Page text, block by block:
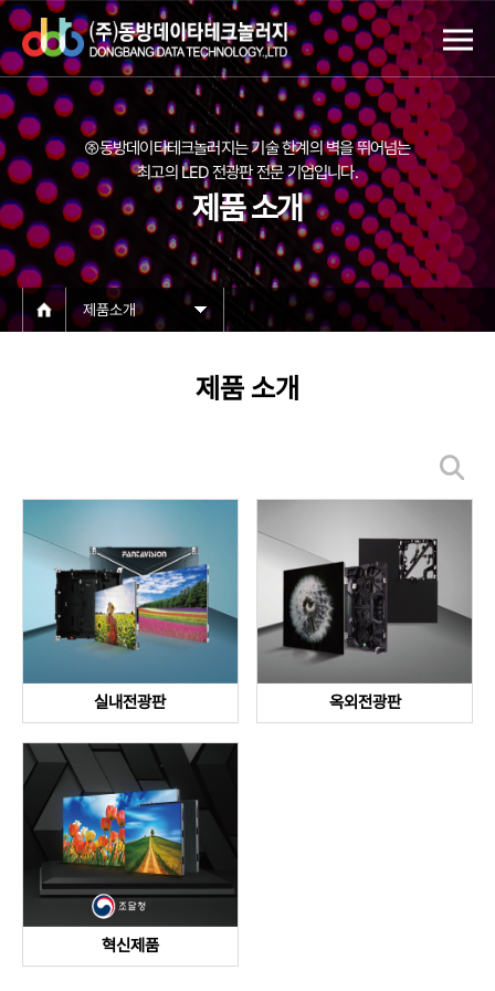
㈜동방데이타테크놀러지는 기술 한계의 벽을 뛰어넘는
최고의 LED 전광판 전문 기업입니다.
제품 소개
제품소개
제품 소개
실내전광판 옥외전광판
혁신제품